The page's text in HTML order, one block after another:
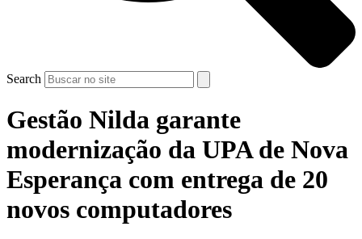
Search
Gestão Nilda garante
modernização da UPA de Nova
Esperança com entrega de 20
novos computadores